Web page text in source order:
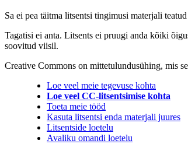
Sa ei pea täitma litsentsi tingimusi materjali
Tagatisi ei anta. Litsents ei pruugi anda kõiki
soovitud viisil.
Creative Commons on mittetulundusühing, mis
Loe veel meie tegevuse kohta
Loe veel CC-litsentsimise kohta
Toeta meie tööd
Kasuta litsentsi enda materjali juures
Litsentside loetelu
Avaliku omandi loetelu